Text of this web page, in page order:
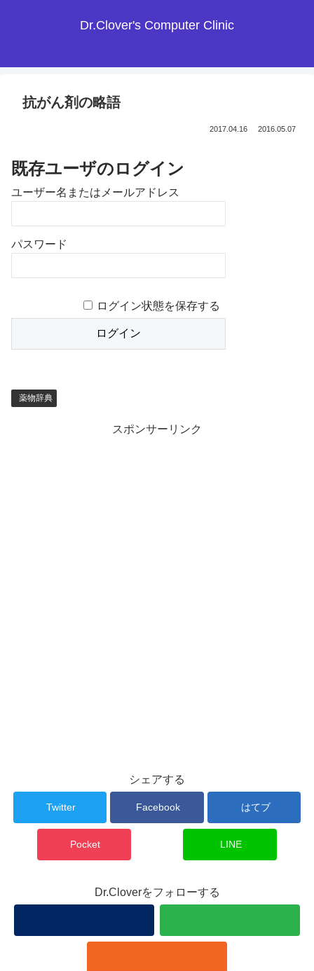
Dr.Clover's Computer Clinic
抗がん剤の略語
2017.04.16 2016.05.07
既存ユーザのログイン
ユーザー名またはメールアドレス
パスワード
ログイン状態を保存する
薬物辞典
スポンサーリンク
シェアする
Twitter Facebook はてブ
Pocket LINE
Dr.Cloverをフォローする